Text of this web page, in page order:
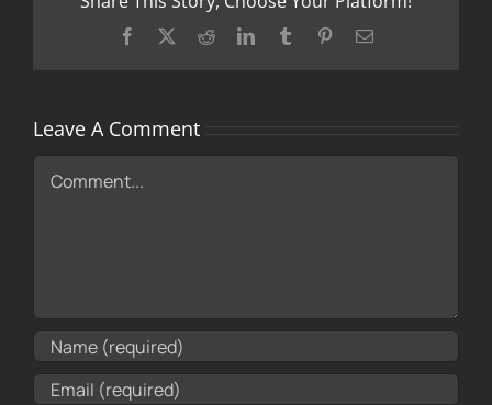
Facebook RedditLinkedInTumblr PinterestEmail
Leave A Comment